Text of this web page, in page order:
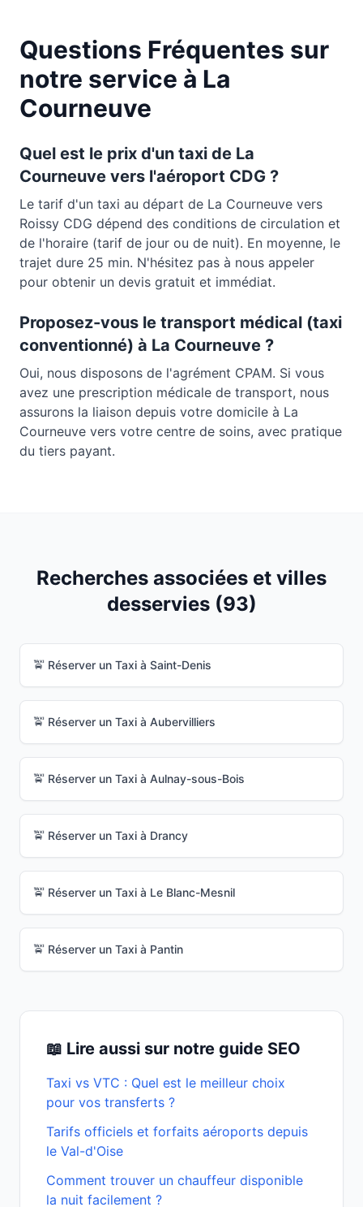
Questions Fréquentes sur
notre service à La
Courneuve
Quel est le prix d'un taxi de La
Courneuve vers l'aéroport CDG ?
Le tarif d'un taxi au départ de La Courneuve vers
Roissy CDG dépend des conditions de circulation et
de l'horaire (tarif de jour ou de nuit). En moyenne, le
trajet dure 25 min. N'hésitez pas à nous appeler
pour obtenir un devis gratuit et immédiat.
Proposez-vous le transport médical (taxi
conventionné) à La Courneuve ?
Oui, nous disposons de l'agrément CPAM. Si vous
avez une prescription médicale de transport, nous
assurons la liaison depuis votre domicile à La
Courneuve vers votre centre de soins, avec pratique
du tiers payant.
Recherches associées et villes
desservies (93)
🚖 Réserver un Taxi à Saint-Denis
🚖 Réserver un Taxi à Aubervilliers
🚖 Réserver un Taxi à Aulnay-sous-Bois
🚖 Réserver un Taxi à Drancy
🚖 Réserver un Taxi à Le Blanc-Mesnil
🚖 Réserver un Taxi à Pantin
📖 Lire aussi sur notre guide SEO
Taxi vs VTC : Quel est le meilleur choix
pour vos transferts ?
Tarifs officiels et forfaits aéroports depuis
le Val-d'Oise
Comment trouver un chauffeur disponible
la nuit facilement ?